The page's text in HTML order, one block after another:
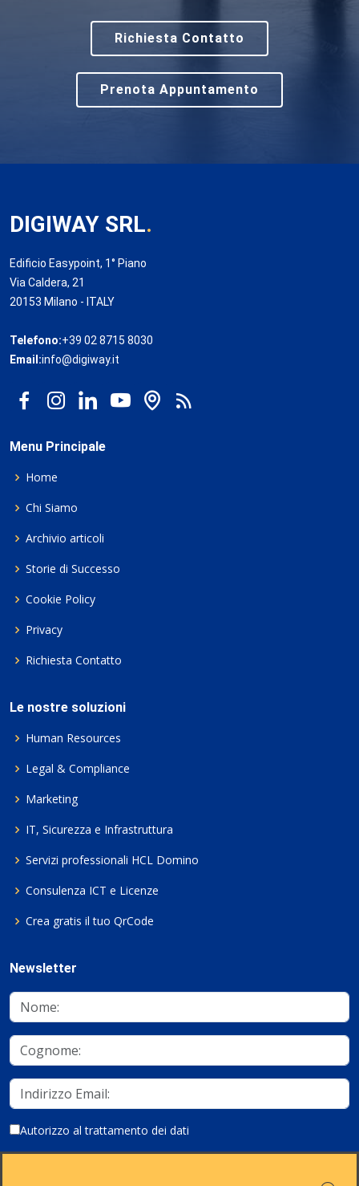
Richiesta Contatto
Prenota Appuntamento
DIGIWAY SRL.
Edificio Easypoint, 1° Piano
Via Caldera, 21
20153 Milano - ITALY
Telefono:+39 02 8715 8030
Email:info@digiway.it
Menu Principale
Home
Chi Siamo
Archivio articoli
Storie di Successo
Cookie Policy
Privacy
Richiesta Contatto
Le nostre soluzioni
Human Resources
Legal & Compliance
Marketing
IT, Sicurezza e Infrastruttura
Servizi professionali HCL Domino
Consulenza ICT e Licenze
Crea gratis il tuo QrCode
Newsletter
Autorizzo al trattamento dei dati